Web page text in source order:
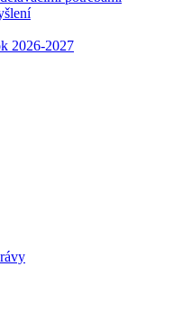
2026-2027